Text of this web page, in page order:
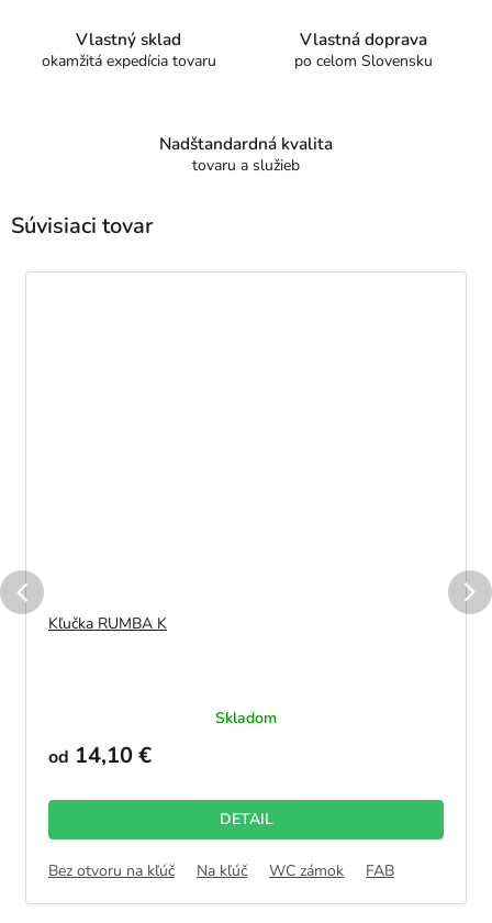
Vlastný sklad
okamžitá expedícia tovaru
Vlastná doprava
po celom Slovensku
Nadštandardná kvalita
tovaru a služieb
Súvisiaci tovar
Kľučka RUMBA K
Skladom
od 14,10 €
DETAIL
Bez otvoru na kľúč Na kľúč WC zámok FAB